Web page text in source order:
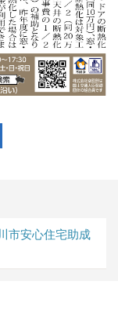
市安心住宅助成